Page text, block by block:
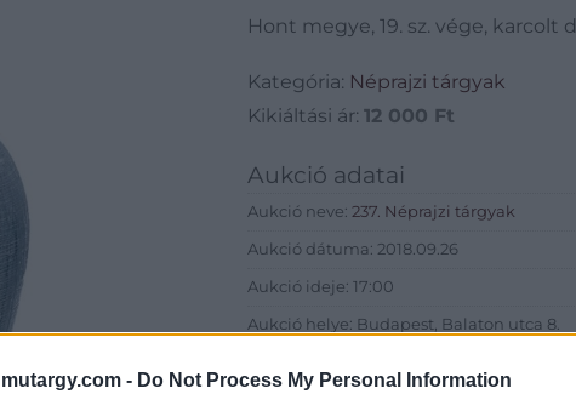
mutargy.com - Do Not Process My Personal Information
Hont megye, 19. sz. vége, karcolt
Kategória: Néprajzi tárgyak
Kikiáltási ár: 12 000 Ft
Aukció adatai
Aukció neve: 237. Néprajzi tárgyak
Aukció dátuma: 2018.09.26
Aukció ideje: 17:00
Aukció helye: Budapest, Balaton utca 8.